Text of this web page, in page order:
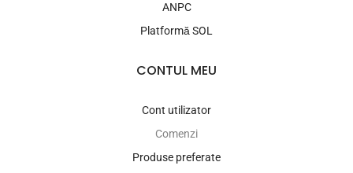
ANPC
Platformă SOL
CONTUL MEU
Cont utilizator
Comenzi
Produse preferate